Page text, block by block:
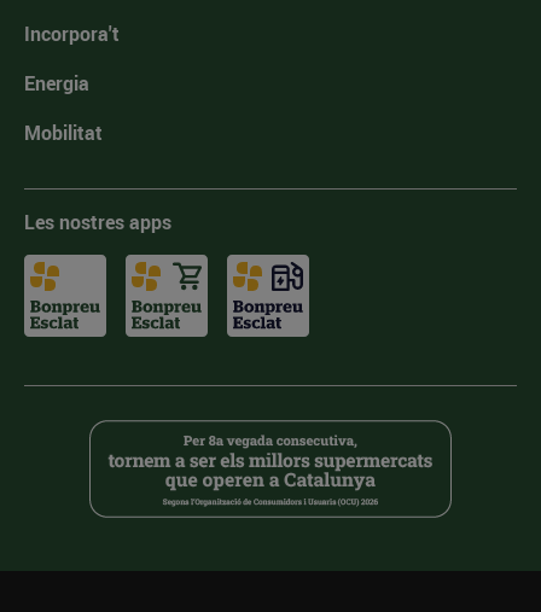
Incorpora't
Energia
Mobilitat
Les nostres apps